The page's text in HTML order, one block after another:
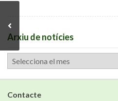
Arxiu de notícies
Arxiu
de
notícies
Contacte